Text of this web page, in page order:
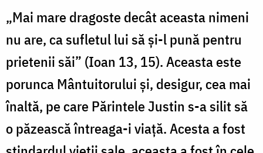
„Mai mare dragoste decât aceasta nimeni
nu are, ca sufletul lui să şi-l pună pentru
prietenii săi” (Ioan 13, 15). Aceasta este
porunca Mântuitorului și, desigur, cea mai
înaltă, pe care Părintele Justin s-a silit să
o păzească întreaga-i viață. Acesta a fost